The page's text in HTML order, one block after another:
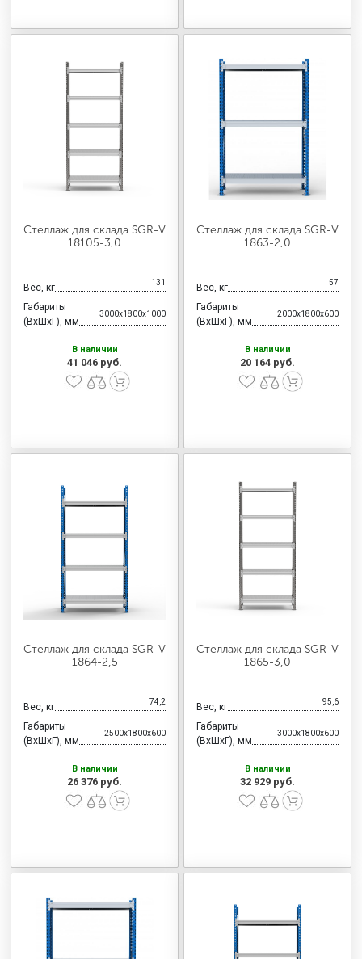
Стеллаж для склада SGR-V
18105-3,0
Вес, кг 131
Габариты
(ВхШхГ), мм
3000x1800x1000
В наличии
41 046 руб.
Стеллаж для склада SGR-V
1863-2,0
Вес, кг 57
Габариты
(ВхШхГ), мм
2000x1800x600
В наличии
20 164 руб.
Стеллаж для склада SGR-V
1864-2,5
Вес, кг 74,2
Габариты
(ВхШхГ), мм
2500x1800x600
В наличии
26 376 руб.
Стеллаж для склада SGR-V
1865-3,0
Вес, кг 95,6
Габариты
(ВхШхГ), мм
3000x1800x600
В наличии
32 929 руб.